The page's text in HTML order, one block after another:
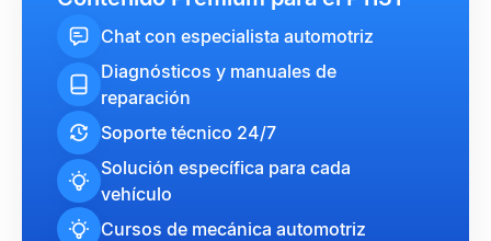
Chat con especialista automotriz
Diagnósticos y manuales de
reparación
Soporte técnico 24/7
Solución específica para cada
vehículo
Cursos de mecánica automotriz